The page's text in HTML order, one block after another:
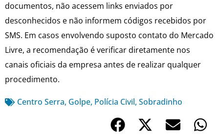
documentos, não acessem links enviados por
desconhecidos e não informem códigos recebidos por
SMS. Em casos envolvendo suposto contato do Mercado
Livre, a recomendação é verificar diretamente nos
canais oficiais da empresa antes de realizar qualquer
procedimento.
Centro Serra, Golpe, Polícia Civil, Sobradinho